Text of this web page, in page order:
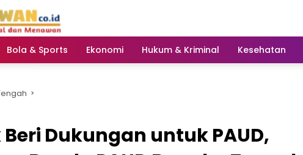
Bola & Sports Ekonomi Hukum & Kriminal Kesehatan
Dukungan untuk PAUD,